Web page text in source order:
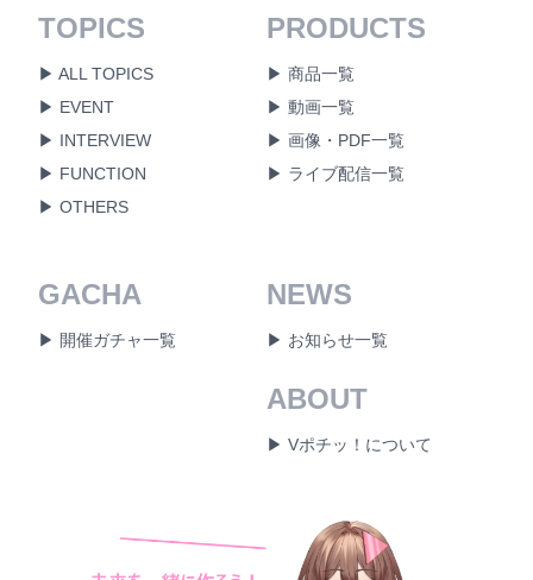
TOPICS
▶ ALL TOPICS
▶ EVENT
▶ INTERVIEW
▶ FUNCTION
▶ OTHERS
PRODUCTS
▶ 商品一覧
▶ 動画一覧
▶ 画像・PDF一覧
▶ ライブ配信一覧
GACHA
▶ 開催ガチャ一覧
NEWS
▶ お知らせ一覧
ABOUT
▶ Vポチッ！について